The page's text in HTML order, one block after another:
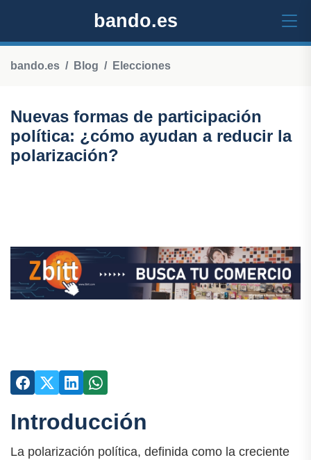
bando.es
bando.es Blog Elecciones
Nuevas formas de participación
política: ¿cómo ayudan a reducir la
polarización?
Introducción
La polarización política, definida como la creciente